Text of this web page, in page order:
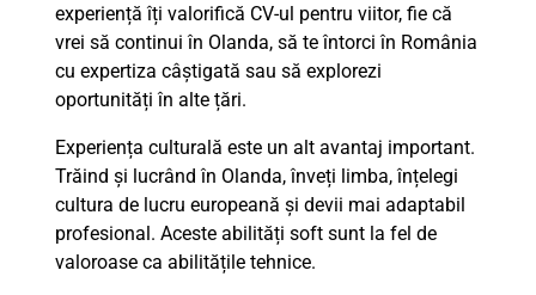
experiență îți valorifică CV-ul pentru viitor, fie că
vrei să continui în Olanda, să te întorci în România
cu expertiza câștigată sau să explorezi
oportunități în alte țări.
Experiența culturală este un alt avantaj important.
Trăind și lucrând în Olanda, înveți limba, înțelegi
cultura de lucru europeană și devii mai adaptabil
profesional. Aceste abilități soft sunt la fel de
valoroase ca abilitățile tehnice.